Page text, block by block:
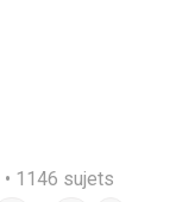
• 1146 sujets